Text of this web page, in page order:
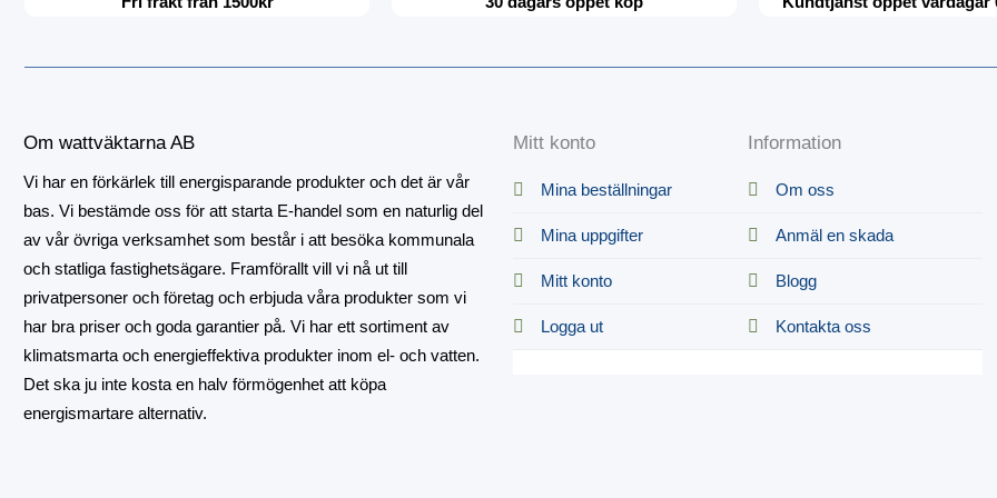
Om wattväktarna AB
Vi har en förkärlek till energisparande produkter och det är vår
bas. Vi bestämde oss för att starta E-handel som en naturlig del
av vår övriga verksamhet som består i att besöka kommunala
och statliga fastighetsägare. Framförallt vill vi nå ut till
privatpersoner och företag och erbjuda våra produkter som vi
har bra priser och goda garantier på. Vi har ett sortiment av
klimatsmarta och energieffektiva produkter inom el- och vatten.
Det ska ju inte kosta en halv förmögenhet att köpa
energismartare alternativ.
Mitt konto
Mina beställningar
Mina uppgifter
Mitt konto
Logga ut
Information
Om oss
Anmäl en skada
Blogg
Kontakta oss